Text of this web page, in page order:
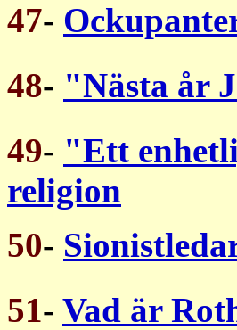
47-
48- "Nästa år
49- "Ett
religion
50-
51- Vad är